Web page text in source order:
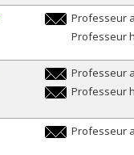
Professeur
Professeur
Professeur
Professeur
Professeur